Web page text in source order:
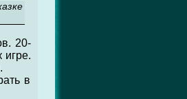
20-
игре.
в